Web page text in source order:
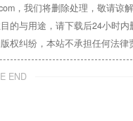
，我们将删除处理，敬请谅解
的与用途，请下载后24小时内
权纠纷，本站不承担任何法律
END